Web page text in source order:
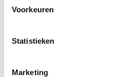
Voorkeuren
Statistieken
Marketing
Vul deze informatie aan of geef een